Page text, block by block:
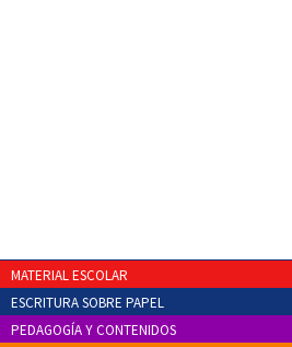
MATERIAL ESCOLAR
ESCRITURA SOBRE PAPEL
PEDAGOGÍA Y CONTENIDOS